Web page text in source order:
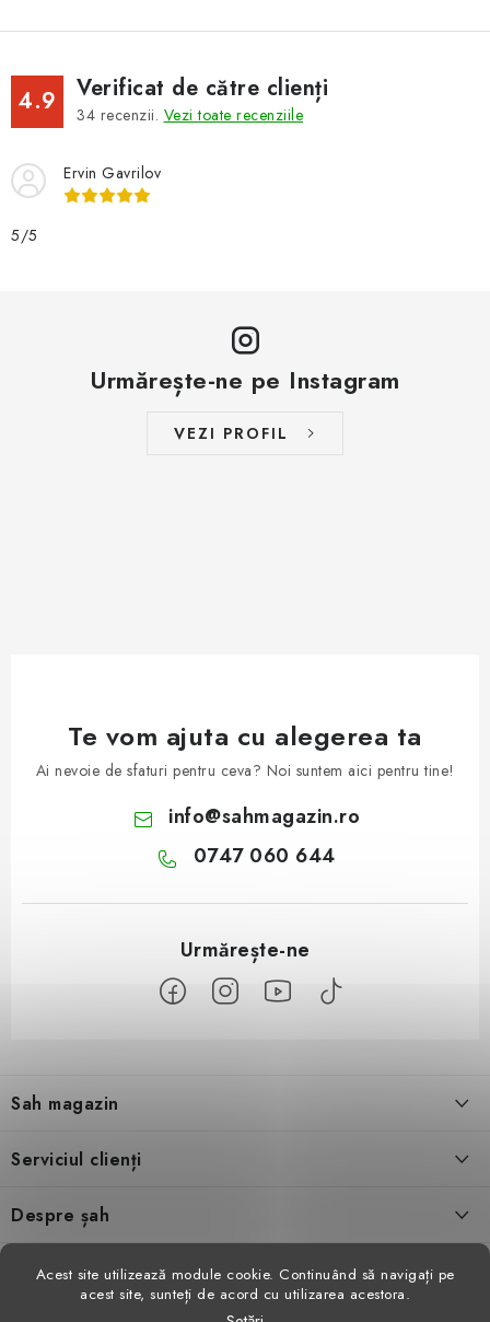
Acest site utilizează module cookie. Continuând să navigați pe
acest site, sunteți de acord cu utilizarea acestora.
4.9 Verificat de către clienți
34 recenzii. Vezi toate recenziile
Ervin Gavrilov
5/5
Urmărește-ne pe Instagram
VEZI PROFIL
Te vom ajuta cu alegerea ta
Ai nevoie de sfaturi pentru ceva? Noi suntem aici pentru tine!
info@sahmagazin.ro
0747 060 644
b
o
Sah magazin
Serviciul clienți
Condiţii generale de vânzare
Despre șah
Facebook